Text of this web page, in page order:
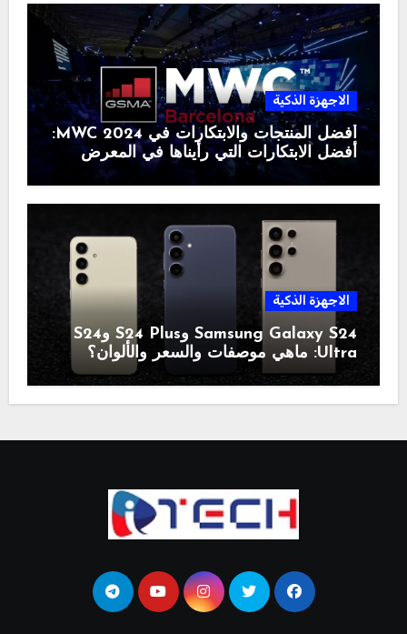
الاجهزة الذكية
أفضل المنتجات والابتكارات في MWC 2024:
أفضل الابتكارات التي رأيناها في المعرض
الاجهزة الذكية
Samsung Galaxy S24 وS24 Plus وS24
Ultra: ماهي موصفات والسعر والألوان؟